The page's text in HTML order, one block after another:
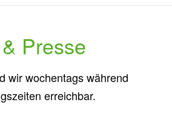
Presse
wir wochentags während
erreichbar.